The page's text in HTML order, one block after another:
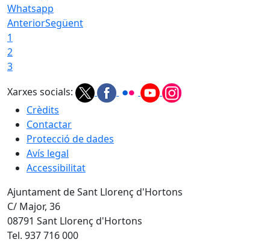
Whatsapp
AnteriorSegüent
1
2
3
Xarxes socials:
Crèdits
Contactar
Protecció de dades
Avís legal
Accessibilitat
Ajuntament de Sant Llorenç d'Hortons
C/ Major, 36
08791 Sant Llorenç d'Hortons
Tel. 937 716 000